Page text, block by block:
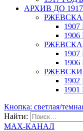
АРХИВ ДО
Кнопка: светлая/
Найти:
MAX-КАНАЛ